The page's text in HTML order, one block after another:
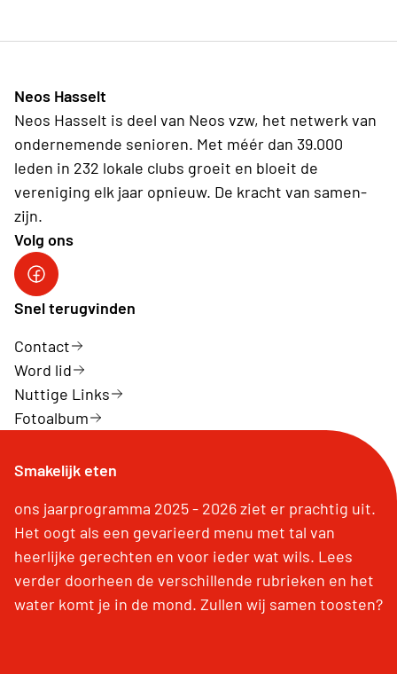
Neos Hasselt
Neos Hasselt is deel van Neos vzw, het netwerk van
ondernemende senioren. Met méér dan 39.000
leden in 232 lokale clubs groeit en bloeit de
vereniging elk jaar opnieuw. De kracht van samen-
zijn.
Volg ons
Neos Hasselt
Snel terugvinden
Contact
Word lid
Nuttige Links
Fotoalbum
Smakelijk eten
ons jaarprogramma 2025 - 2026 ziet er prachtig uit.
Het oogt als een gevarieerd menu met tal van
heerlijke gerechten en voor ieder wat wils. Lees
verder doorheen de verschillende rubrieken en het
water komt je in de mond. Zullen wij samen toosten?